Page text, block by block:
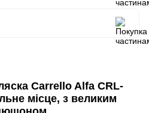
Carrello Alfa CRL-
місце, з великим